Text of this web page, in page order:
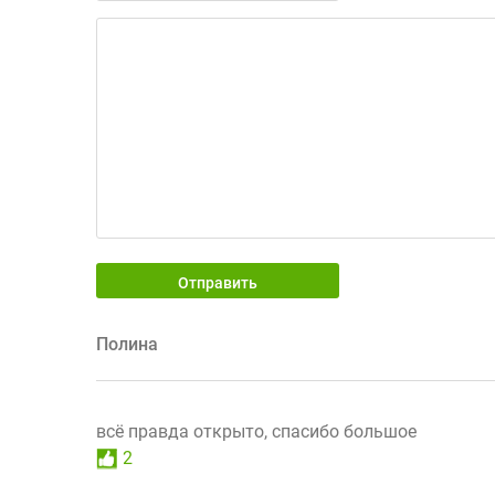
Отправить
Полина
всё правда открыто, спасибо большое
2